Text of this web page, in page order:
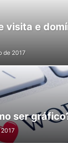
visita e
de 2017
ser